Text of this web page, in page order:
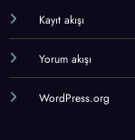
Kayıt akışı
Yorum akışı
WordPress.org